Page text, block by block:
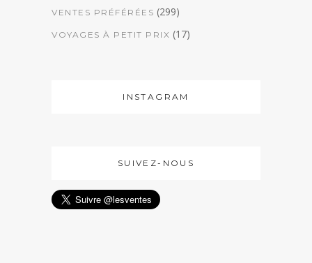
VENTES PRÉFÉRÉES (299)
VOYAGES À PETIT PRIX (17)
INSTAGRAM
SUIVEZ-NOUS